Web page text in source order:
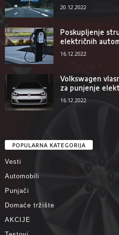
20.12.2022
Poskupljenje
električnih
16.12.2022
Volkswagen
za punjenje
16.12.2022
POPULARNA KATEGORIJA
Vesti
Automobili
Punjači
Domaće tržište
AKCIJE